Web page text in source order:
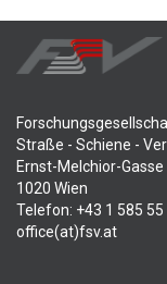
Straße - Schiene -
Ernst-Melchior-Gasse
1020 Wien
Telefon: +43 1 585 55
office(at)fsv.at